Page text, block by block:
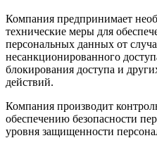
Компания предпринимает
технические меры для
персональных данных от
несанкционированного
блокирования доступа и
действий.
Компания производит
обеспечению безопасности
уровня защищенности